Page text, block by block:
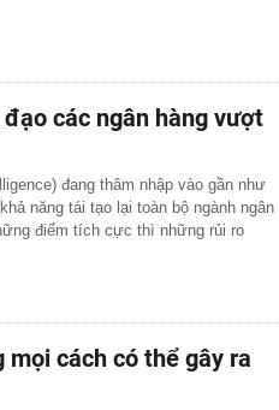
các ngân hàng vượt
đang thâm nhập vào gần như
năng tái tạo lại toàn bộ ngành ngân
điểm tích cực thì những rủi ro
cách có thể gây ra